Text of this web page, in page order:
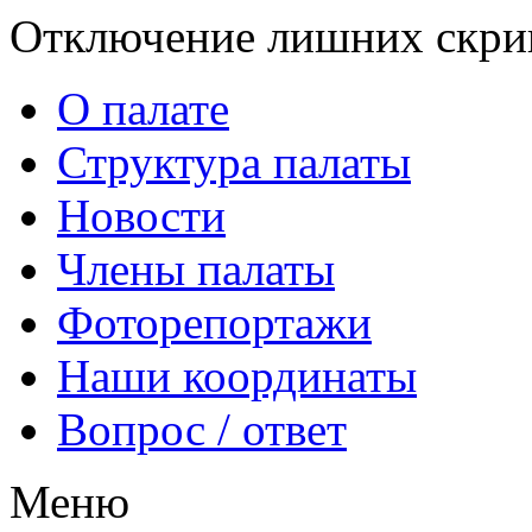
Отключение лишних
О палате
Структура палаты
Новости
Члены палаты
Фоторепортажи
Наши координаты
Вопрос / ответ
Меню